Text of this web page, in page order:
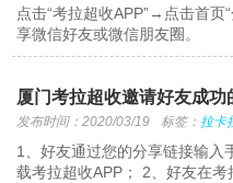
点击“考拉超收APP”→点击首页
享微信好友或微信朋友圈。
厦门考拉超收邀请好友成功
发布时间：2020/03/19 标签： 拉卡
1、好友通过您的分享链接输入
载考拉超收APP； 2、好友在